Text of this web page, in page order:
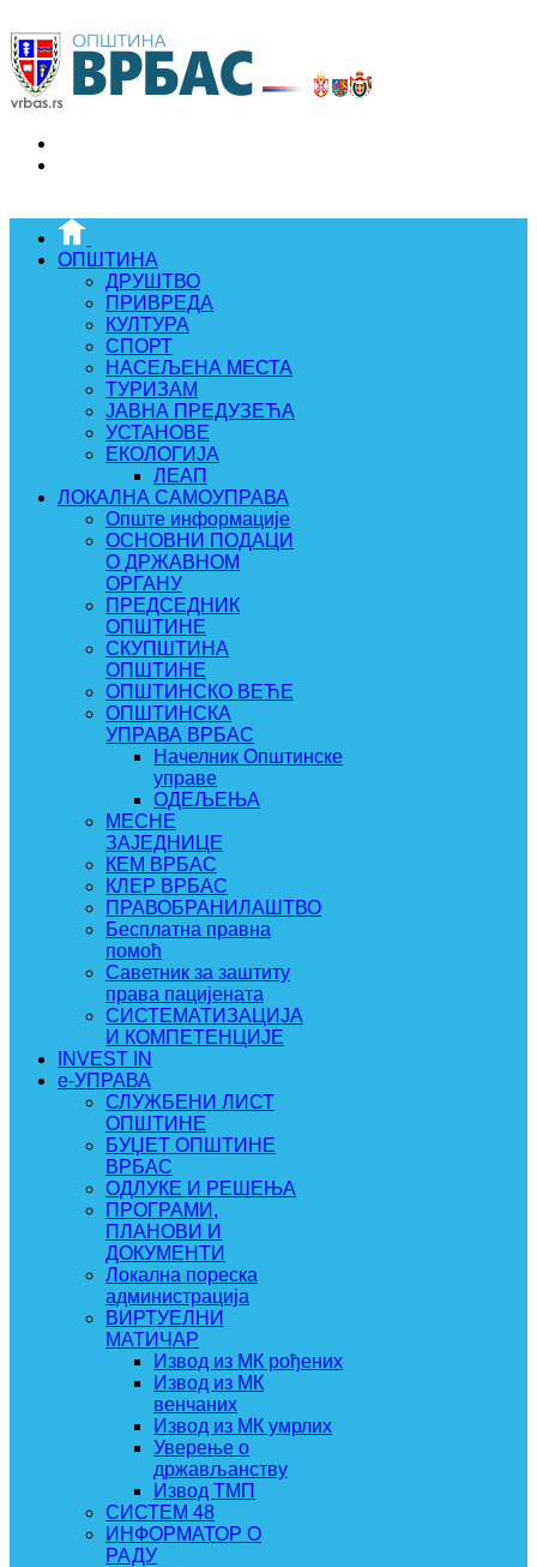
ОПШТИНА
ДРУШТВО
ПРИВРЕДА
КУЛТУРА
СПОРТ
НАСЕЉЕНА МЕСТА
ТУРИЗАМ
ЈАВНА ПРЕДУЗЕЋА
УСТАНОВЕ
ЕКОЛОГИЈА
ЛЕАП
ЛОКАЛНА САМОУПРАВА
Опште информације
ОСНОВНИ ПОДАЦИ
О ДРЖАВНОМ
ОРГАНУ
ПРЕДСЕДНИК
ОПШТИНЕ
СКУПШТИНА
ОПШТИНЕ
ОПШТИНСКО ВЕЋЕ
ОПШТИНСКА
УПРАВА ВРБАС
Начелник Општинске
управе
ОДЕЉЕЊА
МЕСНЕ
ЗАЈЕДНИЦЕ
КЕМ ВРБАС
КЛЕР ВРБАС
ПРАВОБРАНИЛАШТВО
Бесплатна правна
помоћ
Саветник за заштиту
права пацијената
СИСТЕМАТИЗАЦИЈА
И КОМПЕТЕНЦИЈЕ
INVEST IN
e-УПРАВА
СЛУЖБЕНИ ЛИСТ
ОПШТИНЕ
БУЏЕТ ОПШТИНЕ
ВРБАС
ОДЛУКЕ И РЕШЕЊА
ПРОГРАМИ,
ПЛАНОВИ И
ДОКУМЕНТИ
Локална пореска
администрација
ВИРТУЕЛНИ
МАТИЧАР
Извод из МК рођених
Извод из МК
венчаних
Извод из МК умрлих
Уверење о
држављанству
Извод ТМП
СИСТЕМ 48
ИНФОРМАТОР О
РАДУ